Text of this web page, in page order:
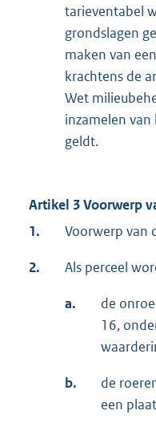
tarieventabel
grondslagen
maken van
krachtens de
Wet
inzamelen
geldt.
Artikel 3 Voorwerp
1.
Voorwerp van
2. Als perceel
a.
de
16,
b.
de
een